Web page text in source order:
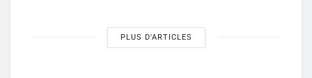
PLUS D'ARTICLES